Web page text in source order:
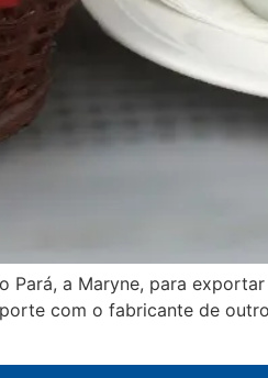
Pará, a Maryne, para
com o fabricante de